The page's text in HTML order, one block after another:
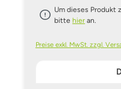
Um dieses Produkt
bittehier an.
Preise exkl. MwSt. zzgl.